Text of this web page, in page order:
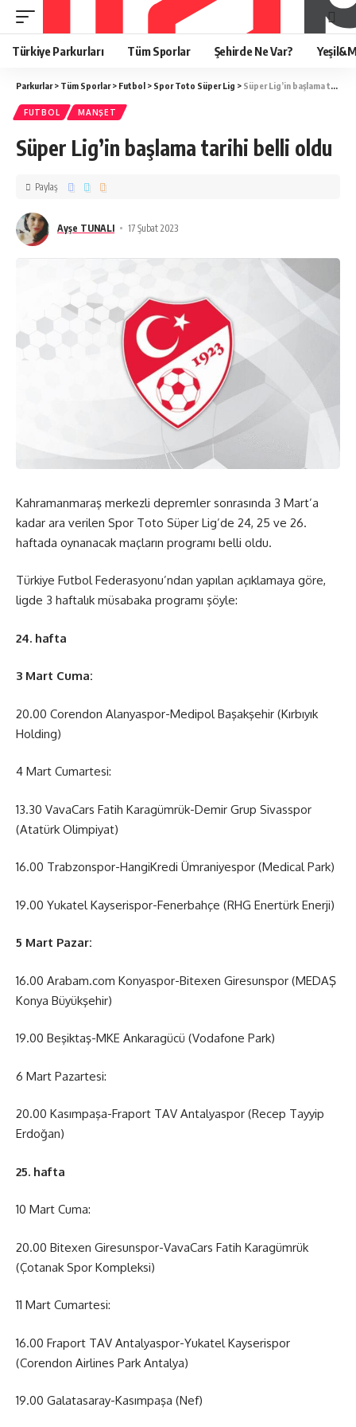
Türkiye Parkurları Tüm Sporlar Şehirde Ne Var?
Parkurlar> Tüm Sporlar> Futbol > Spor Toto Süper Lig > Süper Lig’in başlama tarihi belli oldu
FUTBOL MANŞET
Süper Lig’in başlama tarihi belli oldu
Ayşe TUNALI 17 Şubat 2023
Paylaş
Kahramanmaraş merkezli depremler sonrasında 3 Mart’a
kadar ara verilen Spor Toto Süper Lig’de 24, 25 ve 26.
haftada oynanacak maçların programı belli oldu.
Türkiye Futbol Federasyonu’ndan yapılan açıklamaya göre,
ligde 3 haftalık müsabaka programı şöyle:
24. hafta
3 Mart Cuma:
20.00 Corendon Alanyaspor-Medipol Başakşehir (Kırbıyık
Holding)
4 Mart Cumartesi:
13.30 VavaCars Fatih Karagümrük-Demir Grup Sivasspor
(Atatürk Olimpiyat)
16.00 Trabzonspor-HangiKredi Ümraniyespor (Medical Park)
19.00 Yukatel Kayserispor-Fenerbahçe (RHG Enertürk Enerji)
5 Mart Pazar:
16.00 Arabam.com Konyaspor-Bitexen Giresunspor (MEDAŞ
Konya Büyükşehir)
19.00 Beşiktaş-MKE Ankaragücü (Vodafone Park)
6 Mart Pazartesi:
20.00 Kasımpaşa-Fraport TAV Antalyaspor (Recep Tayyip
Erdoğan)
25. hafta
10 Mart Cuma:
20.00 Bitexen Giresunspor-VavaCars Fatih Karagümrük
(Çotanak Spor Kompleksi)
11 Mart Cumartesi:
16.00 Fraport TAV Antalyaspor-Yukatel Kayserispor
(Corendon Airlines Park Antalya)
19.00 Galatasaray-Kasımpaşa (Nef)